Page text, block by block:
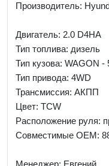
Производитель:
Двигатель: 2.0 D4HA
Тип топлива: дизель
Тип кузова: WAGON
Тип привода: 4WD
Трансмиссия: AКПП
Цвет: TCW
Расположение руля:
Совместимые OEM:
Менеджер: Евгений